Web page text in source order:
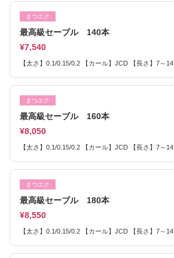
まつエク
最高級セーブル 140本
¥7,540
【太さ】0.1/0.15/0.2 【カール】JCD 【長さ】7～14
まつエク
最高級セーブル 160本
¥8,050
【太さ】0.1/0.15/0.2 【カール】JCD 【長さ】7～14
まつエク
最高級セーブル 180本
¥8,550
【太さ】0.1/0.15/0.2 【カール】JCD 【長さ】7～14